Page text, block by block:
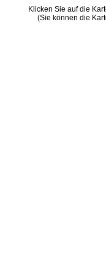
Klicken Sie auf die
(Sie können die